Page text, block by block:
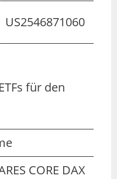
US2546871060
für den
CORE DAX